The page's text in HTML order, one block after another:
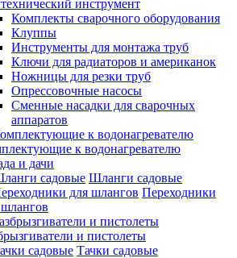
инструмент
Комплекты сварочного оборудования
Клуппы
Инструменты для монтажа труб
Ключи для радиаторов и американок
Ножницы для резки труб
Опрессовочные насосы
Сменные насадки для сварочных
аппаратов
к водонагревателю
и дачи
Шланги садовые
Переходники
и пистолеты
Тачки садовые